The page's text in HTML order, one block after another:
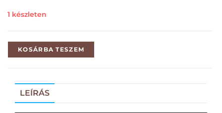
1 készleten
KOSÁRBA TESZEM
LEÍRÁS